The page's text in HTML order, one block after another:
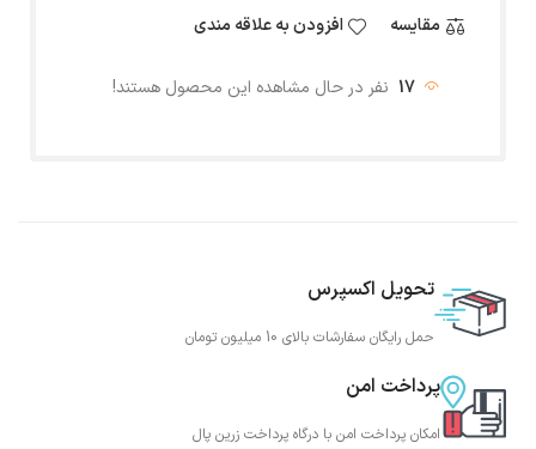
مقایسه افزودن به علاقه مندی
17 نفر در حال مشاهده این محصول هستند!
تحویل اکسپرس
حمل رایگان سفارشات بالای 10 میلیون تومان
پرداخت امن
امکان پرداخت امن با درگاه پرداخت زرین پال